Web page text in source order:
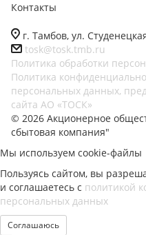
Контакты
г. Тамбов, ул.
tosk@tosk.tmb.ru
Политика обработки
Политика
персональных данных,
сайта АО «ТОСК»
© 2026 Акционерное
сбытовая компания"
Мы используем cookie-файлы
Пользуясь сайтом, вы
и соглашаетесь с политикой
персональных данных
Соглашаюсь